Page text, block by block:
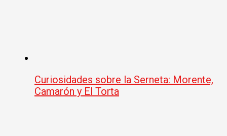
Curiosidades sobre la Serneta: Morente,
Camarón y El Torta